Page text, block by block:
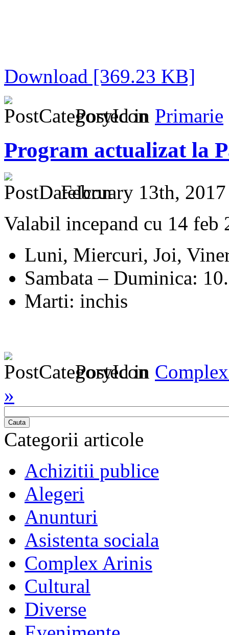
Download [369.23 KB]
Posted in Primarie
Program actualizat la
February 13th,
Valabil incepand cu 14 feb
Luni, Miercuri, Joi,
Sambata – Duminica:
Marti: inchis
Posted in
»
Cauta
Categorii articole
Achizitii publice
Alegeri
Anunturi
Asistenta sociala
Complex Arinis
Cultural
Diverse